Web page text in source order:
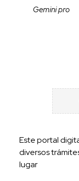
Gemini pro
Este portal
diversos
lugar